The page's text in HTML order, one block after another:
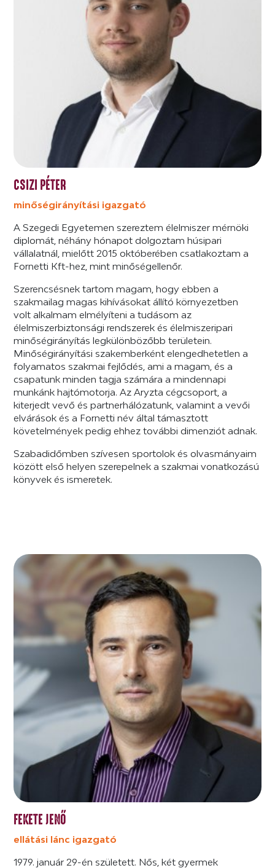
CSIZI PÉTER
minőségirányítási igazgató
A Szegedi Egyetemen szereztem élelmiszer mérnöki
diplomát, néhány hónapot dolgoztam húsipari
vállalatnál, mielőtt 2015 októberében csatlakoztam a
Fornetti Kft-hez, mint minőségellenőr.
Szerencsésnek tartom magam, hogy ebben a
szakmailag magas kihívásokat állító környezetben
volt alkalmam elmélyíteni a tudásom az
élelmiszerbiztonsági rendszerek és élelmiszeripari
minőségirányítás legkülönbözőbb területein.
Minőségirányítási szakemberként elengedhetetlen a
folyamatos szakmai fejlődés, ami a magam, és a
csapatunk minden tagja számára a mindennapi
munkánk hajtómotorja. Az Aryzta cégcsoport, a
kiterjedt vevő és partnerhálózatunk, valamint a vevői
elvárások és a Fornetti név által támasztott
követelmények pedig ehhez további dimenziót adnak.
Szabadidőmben szívesen sportolok és olvasmányaim
között első helyen szerepelnek a szakmai vonatkozású
könyvek és ismeretek.
FEKETE JENŐ
ellátási lánc igazgató
1979. január 29-én született. Nős, két gyermek